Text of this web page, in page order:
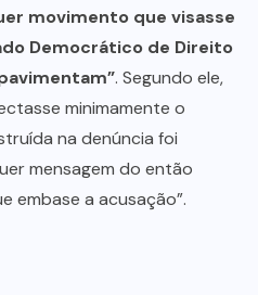
movimento que visasse
Democrático de Direito
. Segundo ele,
minimamente o
na denúncia foi
mensagem do então
embase a acusação”.